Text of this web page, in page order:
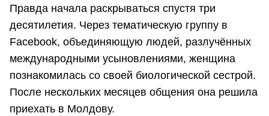
Правда начала раскрываться спустя три
десятилетия. Через тематическую группу в
Facebook, объединяющую людей, разлучённых
международными усыновлениями, женщина
познакомилась со своей биологической сестрой.
После нескольких месяцев общения она решила
приехать в Молдову.